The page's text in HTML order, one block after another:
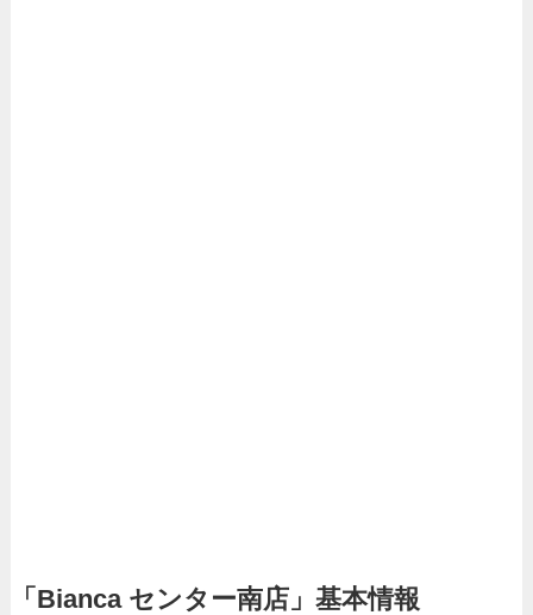
「Bianca センター南店」基本情報